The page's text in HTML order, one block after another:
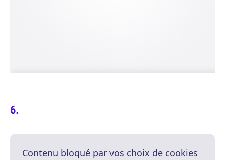
Contenu bloqué par vos choix de cookies